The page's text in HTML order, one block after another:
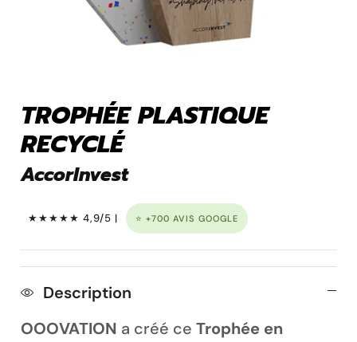
Porte clé à graver
TROPHÉE PLASTIQUE
RECYCLÉ
AccorInvest
★★★★★ 4,9/5 | ⭐ +700 AVIS GOOGLE
Description
OOOVATION a créé ce Trophée en